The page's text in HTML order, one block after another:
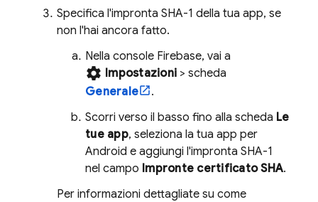
Specifica l'impronta SHA-1 della tua app, se
non l'hai ancora fatto.
Nella console Firebase, vai a
settings Impostazioni > scheda
Generale
.
Scorri verso il basso fino alla scheda Le
tue app, seleziona la tua app per
Android e aggiungi l'impronta SHA-1
nel campo Impronte certificato SHA.
Per informazioni dettagliate su come